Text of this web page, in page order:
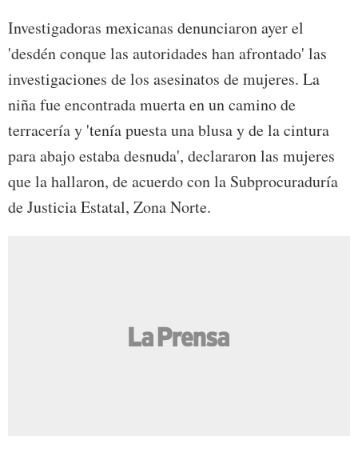
Investigadoras mexicanas denunciaron ayer el
'desdén conque las autoridades han afrontado' las
investigaciones de los asesinatos de mujeres. La
niña fue encontrada muerta en un camino de
terracería y 'tenía puesta una blusa y de la cintura
para abajo estaba desnuda', declararon las mujeres
que la hallaron, de acuerdo con la Subprocuraduría
de Justicia Estatal, Zona Norte.